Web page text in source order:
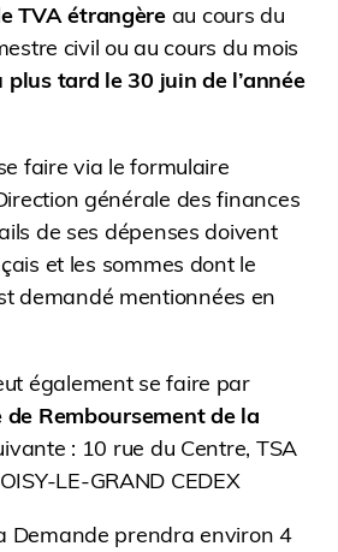
TVA étrangèreau cours du
civil ou au cours du mois
plus tard le 30 juin de l’année
faire via le formulaire
générale des finances
de ses dépenses doivent
et les sommes dont le
demandé mentionnées en
également se faire par
de Remboursement de la
: 10 rue du Centre, TSA
LE-GRAND CEDEX
Demande prendra environ 4